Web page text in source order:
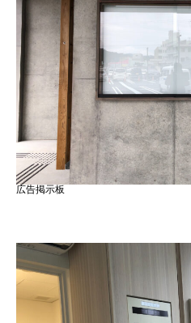
広告掲示板